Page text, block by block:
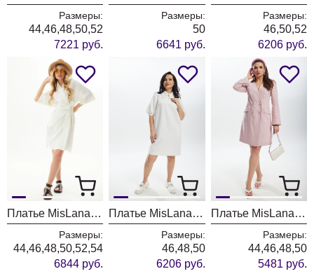
Размеры:
44,46,48,50,52
7221 руб.
Размеры:
50
6641 руб.
Размеры:
46,50,52
6206 руб.
Платье MisLana С945 молоко
Размеры:
44,46,48,50,52,54
6844 руб.
Платье MisLana С920 белый
Размеры:
46,48,50
6206 руб.
Платье MisLana С922 роза
Размеры:
44,46,48,50
5481 руб.